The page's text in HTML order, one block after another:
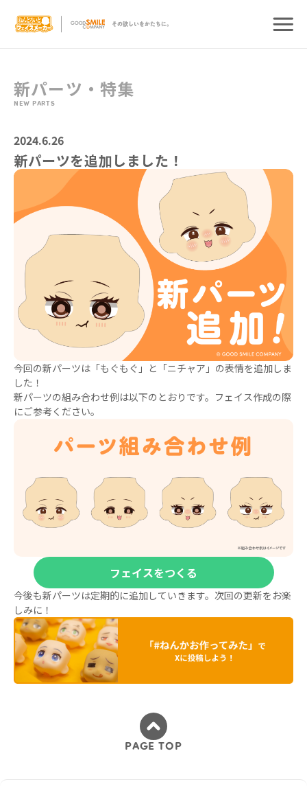
新パーツ・特集
NEW PARTS
2024.6.26
新パーツを追加しました！
今回の新パーツは「もぐもぐ」と「ニチャア」の表情を追加しま
した！
新パーツの組み合わせ例は以下のとおりです。フェイス作成の際
にご参考ください。
フェイスをつくる
今後も新パーツは定期的に追加していきます。次回の更新をお楽
しみに！
PAGE TOP